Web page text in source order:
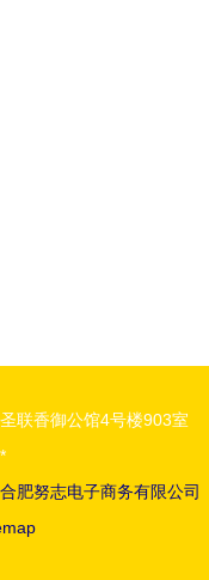
联香御公馆4号楼903室
合肥努志电子商务有限公司